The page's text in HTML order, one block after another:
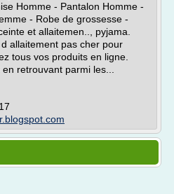
Homme - Pantalon Homme -
- Robe de grossesse -
et allaitemen.., pyjama.
allaitement pas cher pour
tous vos produits en ligne.
retrouvant parmi les...